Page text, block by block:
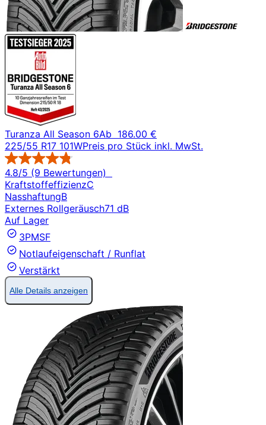
Turanza All Season 6Ab 186.00 €
225/55 R17 101WPreis pro Stück inkl. MwSt.
4.8/5 (9 Bewertungen)
KraftstoffeffizienzC
NasshaftungB
Externes Rollgeräusch71 dB
Auf Lager
3PMSF
Notlaufeigenschaft / Runflat
Verstärkt
Alle Details anzeigen